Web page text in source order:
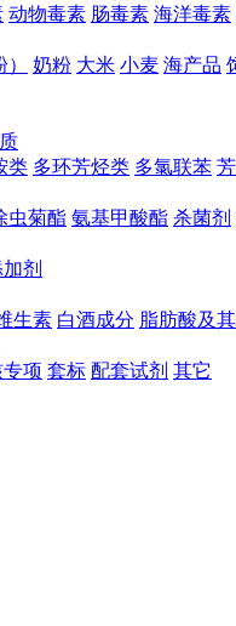
动物毒素 肠毒素 海洋毒素
奶粉 大米 小麦 海产品
类 多环芳烃类 多氯联苯
虫菊酯 氨基甲酸酯 杀菌剂
剂
生素 白酒成分 脂肪酸及
项 套标 配套试剂 其它